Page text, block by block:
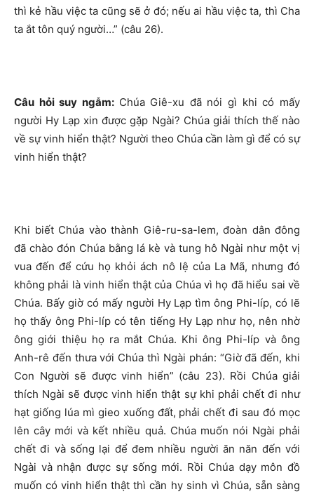
thì kẻ hầu việc ta cũng sẽ ở đó; nếu ai hầu việc ta, thì Cha
ta ắt tôn quý người…” (câu 26).
Câu hỏi suy ngẫm: Chúa Giê-xu đã nói gì khi có mấy
người Hy Lạp xin được gặp Ngài? Chúa giải thích thế nào
về sự vinh hiển thật? Người theo Chúa cần làm gì để có sự
vinh hiển thật?
Khi biết Chúa vào thành Giê-ru-sa-lem, đoàn dân đông
đã chào đón Chúa bằng lá kè và tung hô Ngài như một vị
vua đến để cứu họ khỏi ách nô lệ của La Mã, nhưng đó
không phải là vinh hiển thật của Chúa vì họ đã hiểu sai về
Chúa. Bấy giờ có mấy người Hy Lạp tìm ông Phi-líp, có lẽ
họ thấy ông Phi-líp có tên tiếng Hy Lạp như họ, nên nhờ
ông giới thiệu họ ra mắt Chúa. Khi ông Phi-líp và ông
Anh-rê đến thưa với Chúa thì Ngài phán: “Giờ đã đến, khi
Con Người sẽ được vinh hiển” (câu 23). Rồi Chúa giải
thích Ngài sẽ được vinh hiển thật sự khi phải chết đi như
hạt giống lúa mì gieo xuống đất, phải chết đi sau đó mọc
lên cây mới và kết nhiều quả. Chúa muốn nói Ngài phải
chết đi và sống lại để đem nhiều người ăn năn đến với
Ngài và nhận được sự sống mới. Rồi Chúa dạy môn đồ
muốn có vinh hiển thật thì cần hy sinh vì Chúa, sẵn sàng